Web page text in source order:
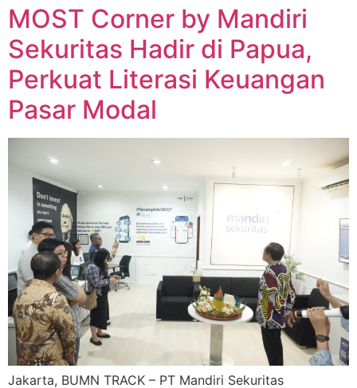
MOST Corner by Mandiri
Sekuritas Hadir di Papua,
Perkuat Literasi Keuangan
Pasar Modal
Jakarta, BUMN TRACK – PT Mandiri Sekuritas